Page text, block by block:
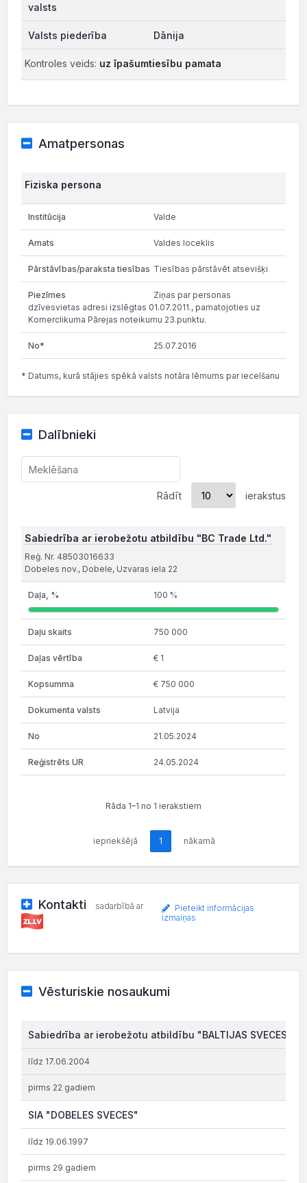
Dānija
Kontroles veids: uz īpašumtiesību pamata
Amatpersonas
Fiziska persona
Valde
Valdes loceklis
Tiesības pārstāvēt atsevišķi
Ziņas par personas
dzīvesvietas adresi izslēgtas 01.07.2011., pamatojoties uz
Komerclikuma Pārejas noteikumu 23.punktu.
25.07.2016
* Datums, kurā stājies spēkā valsts notāra lēmums par iecelšanu
Dalībnieki
Rādīt ierakstus
Sabiedrība ar ierobežotu atbildību "BC Trade Ltd."
Reģ. Nr. 48503016633
Dobeles nov., Dobele, Uzvaras iela 22
100 %
750 000
€ 1
€ 750 000
Latvija
21.05.2024
24.05.2024
Rāda 1–1 no 1 ierakstiem
iepriekšējā 1 nākamā
Kontakti sadarbībā ar
Pieteikt informācijas
izmaiņas
Vēsturiskie nosaukumi
Sabiedrība ar ierobežotu atbildību "BALTIJAS SVECES"
līdz 17.06.2004
pirms 22 gadiem
SIA "DOBELES SVECES"
līdz 19.06.1997
pirms 29 gadiem